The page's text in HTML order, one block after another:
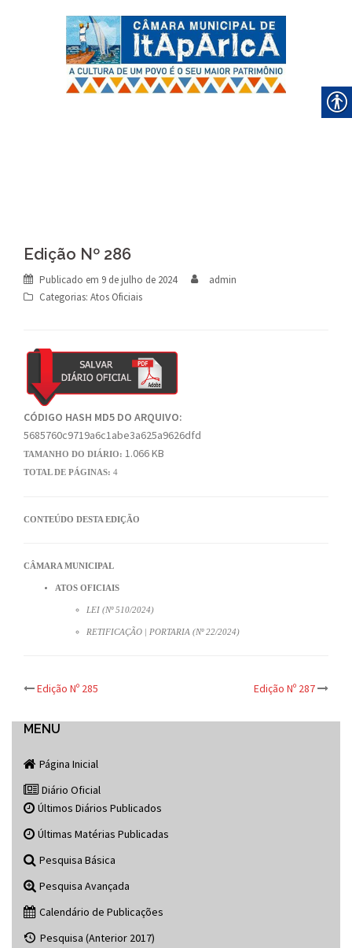
Edição Nº 286
Publicado em 9 de julho de 2024
admin
Categorias: Atos Oficiais
CÓDIGO HASH MD5 DO ARQUIVO:
5685760c9719a6c1abe3a625a9626dfd
TAMANHO DO DIÁRIO: 1.066 KB
TOTAL DE PÁGINAS: 4
CONTEÚDO DESTA EDIÇÃO
CÂMARA MUNICIPAL
ATOS OFICIAIS
LEI (Nº 510/2024)
RETIFICAÇÃO | PORTARIA (Nº 22/2024)
Post
navigation
Edição Nº 285 Edição Nº 287
MENU
Página Inicial
Diário Oficial
Últimos Diários Publicados
Últimas Matérias Publicadas
Pesquisa Básica
Pesquisa Avançada
Calendário de Publicações
Pesquisa (Anterior 2017)